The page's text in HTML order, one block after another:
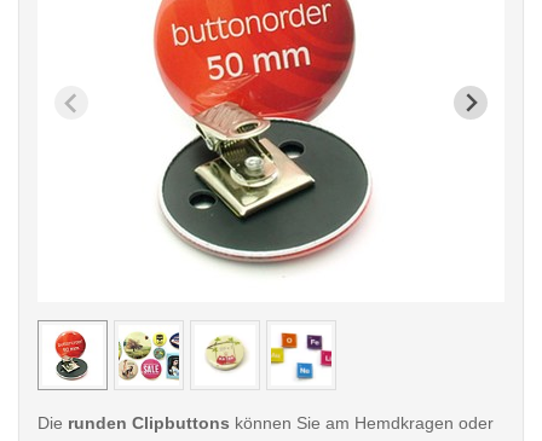
< /picture>
Die runden Clipbuttons können Sie am Hemdkragen oder